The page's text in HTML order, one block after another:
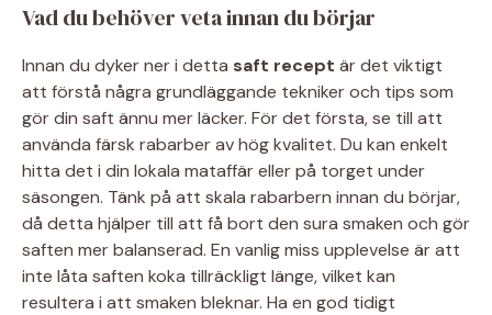
Vad du behöver veta innan du börjar
Innan du dyker ner i detta saft recept är det viktigt
att förstå några grundläggande tekniker och tips som
gör din saft ännu mer läcker. För det första, se till att
använda färsk rabarber av hög kvalitet. Du kan enkelt
hitta det i din lokala mataffär eller på torget under
säsongen. Tänk på att skala rabarbern innan du börjar,
då detta hjälper till att få bort den sura smaken och gör
saften mer balanserad. En vanlig miss upplevelse är att
inte låta saften koka tillräckligt länge, vilket kan
resultera i att smaken bleknar. Ha en god tidigt